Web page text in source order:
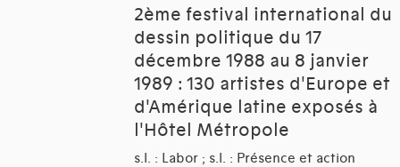
2ème festival international du
dessin politique du 17
décembre 1988 au 8 janvier
1989 : 130 artistes d'Europe et
d'Amérique latine exposés à
l'Hôtel Métropole
s.l. : Labor ; s.l. : Présence et action